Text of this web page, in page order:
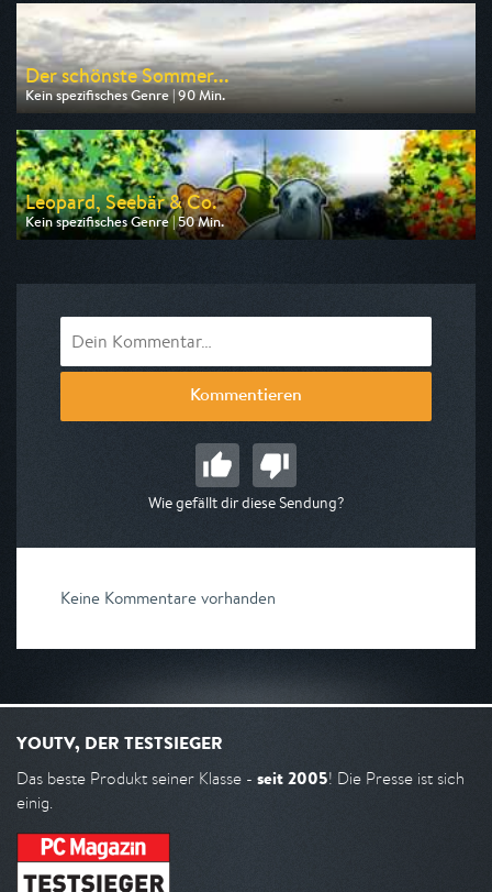
am 08.08.2026, 06:20
Der schönste Sommer...
Kein spezifisches Genre | 90 Min.
Ausgestrahlt von MDR
am 09.08.2026, 20:15
Leopard, Seebär & Co.
Kein spezifisches Genre | 50 Min.
Ausgestrahlt von NDR
Kommentieren
Wie gefällt dir diese Sendung?
Keine Kommentare vorhanden
YOUTV, DER TESTSIEGER
Das beste Produkt seiner Klasse - seit 2005! Die Presse ist sich
einig.